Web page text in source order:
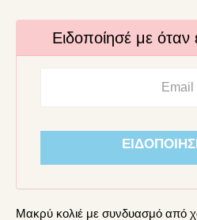
Ειδοποίησέ με όταν
Μακρύ κολιέ με συνδυασμό από